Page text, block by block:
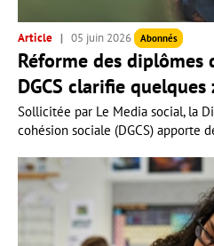
Article 05 juin 2026 Abonnés
Réforme des
DGCS clarifie
Sollicitée par Le Media social, la
cohésion sociale (DGCS) apporte